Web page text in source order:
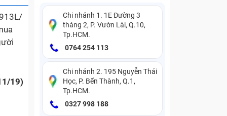
19)
Chi nhánh 1. 1E Đường 3
tháng 2, P. Vườn Lài, Q.10,
Tp.HCM.
0764 254 113
Chi nhánh 2. 195 Nguyễn Thái
Học, P. Bến Thành, Q.1,
Tp.HCM.
0327 998 188